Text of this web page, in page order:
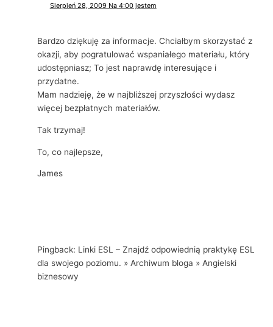
Sierpień 28, 2009 Na 4:00 jestem
Bardzo dziękuję za informacje. Chciałbym skorzystać z
okazji, aby pogratulować wspaniałego materiału, który
udostępniasz; To jest naprawdę interesujące i
przydatne.
Mam nadzieję, że w najbliższej przyszłości wydasz
więcej bezpłatnych materiałów.
Tak trzymaj!
To, co najlepsze,
James
Pingback: Linki ESL – Znajdź odpowiednią praktykę ESL
dla swojego poziomu. » Archiwum bloga » Angielski
biznesowy